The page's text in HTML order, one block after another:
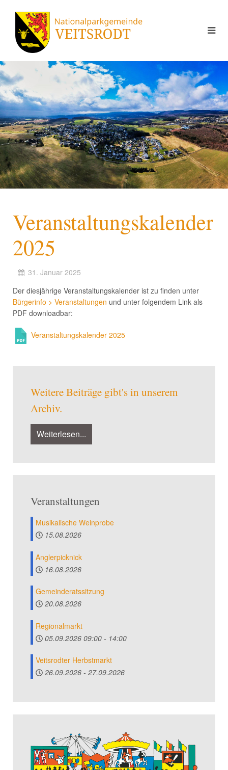
Veranstaltungskalender
2025
31. Januar 2025
Der diesjährige Veranstaltungskalender ist zu finden unter
Bürgerinfo > Veranstaltungen und unter folgendem Link als
PDF downloadbar:
Veranstaltungskalender 2025
Weitere Beiträge gibt's in unserem
Archiv.
Weiterlesen...
Veranstaltungen
Musikalische Weinprobe
15.08.2026
Anglerpicknick
16.08.2026
Gemeinderatssitzung
20.08.2026
Regionalmarkt
05.09.2026 09:00 - 14:00
Veitsrodter Herbstmarkt
26.09.2026 - 27.09.2026